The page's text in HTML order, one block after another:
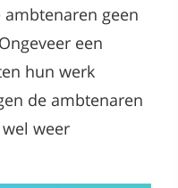
geen
een
hun werk
de ambtenaren
weer